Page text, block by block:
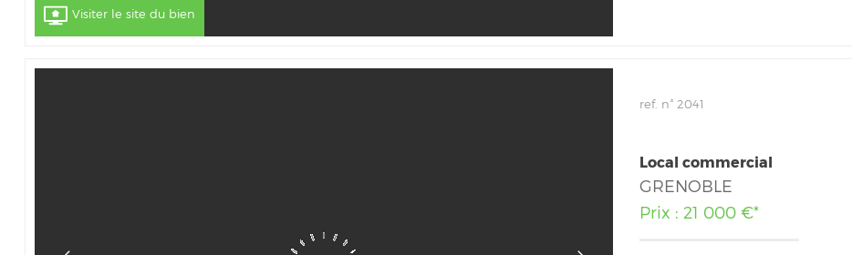
Visiter le site du bien
ref. n° 2041
Local commercial
GRENOBLE
Prix : 21 000 €*